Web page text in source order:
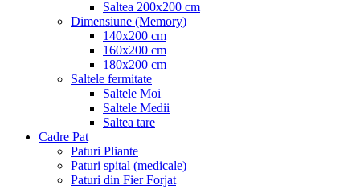
Saltea 200x200 cm
Dimensiune (Memory)
140x200 cm
160x200 cm
180x200 cm
Saltele fermitate
Saltele Moi
Saltele Medii
Saltea tare
Cadre Pat
Paturi Pliante
Paturi spital (medicale)
Paturi din Fier Forjat